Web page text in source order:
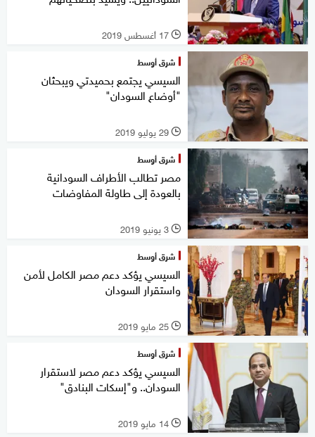
l 17 أغسطس 2019
شرق أوسط
السيسي يجتمع بحميدتي ويبحثان
"أوضاع السودان"
l 29 يوليو 2019
شرق أوسط
مصر تطالب الأطراف السودانية
بالعودة إلى طاولة المفاوضات
l 3 يونيو 2019
شرق أوسط
السيسي يؤكد دعم مصر الكامل لأمن
واستقرار السودان
l 25 مايو 2019
شرق أوسط
السيسي يؤكد دعم مصر لاستقرار
السودان.. و"إسكات البنادق"
l 14 مايو 2019